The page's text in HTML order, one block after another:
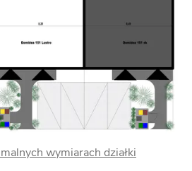
wymiarach działki